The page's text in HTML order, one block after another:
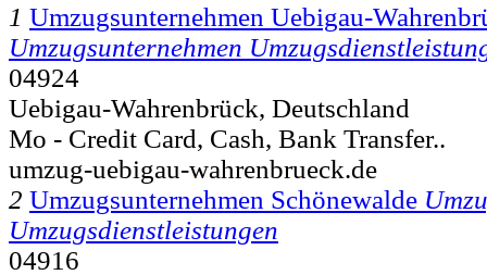
1 Umzugsunternehmen Uebigau-
Umzugsunternehmen
04924
Uebigau-Wahrenbrück, Deutschland
Mo - Credit Card, Cash, Bank Transfer..
umzug-uebigau-wahrenbrueck.de
2 Umzugsunternehmen Schönewalde
Umzugsdienstleistungen
04916